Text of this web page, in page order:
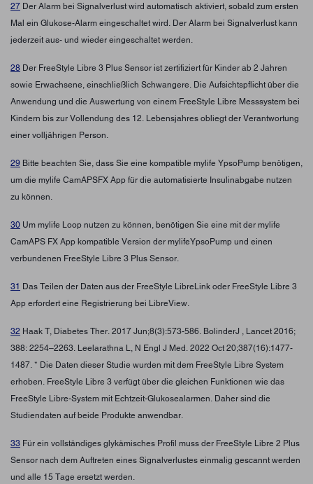
27 Der Alarm bei Signalverlust wird automatisch aktiviert, sobald zum ersten
Mal ein Glukose-Alarm eingeschaltet wird. Der Alarm bei Signalverlust kann
jederzeit aus- und wieder eingeschaltet werden.
28 Der FreeStyle Libre 3 Plus Sensor ist zertifiziert für Kinder ab 2 Jahren
sowie Erwachsene, einschließlich Schwangere. Die Aufsichtspflicht über die
Anwendung und die Auswertung von einem FreeStyle Libre Messsystem bei
Kindern bis zur Vollendung des 12. Lebensjahres obliegt der Verantwortung
einer volljährigen Person.
29 Bitte beachten Sie, dass Sie eine kompatible mylife YpsoPump benötigen,
um die mylife CamAPSFX App für die automatisierte Insulinabgabe nutzen
zu können.
30 Um mylife Loop nutzen zu können, benötigen Sie eine mit der mylife
CamAPS FX App kompatible Version der mylifeYpsoPump und einen
verbundenen FreeStyle Libre 3 Plus Sensor.
31 Das Teilen der Daten aus der FreeStyle LibreLink oder FreeStyle Libre 3
App erfordert eine Registrierung bei LibreView.
32 Haak T, Diabetes Ther. 2017 Jun;8(3):573-586. BolinderJ , Lancet 2016;
388: 2254–2263. Leelarathna L, N Engl J Med. 2022 Oct 20;387(16):1477-
1487. * Die Daten dieser Studie wurden mit dem FreeStyle Libre System
erhoben. FreeStyle Libre 3 verfügt über die gleichen Funktionen wie das
FreeStyle Libre-System mit Echtzeit-Glukosealarmen. Daher sind die
Studiendaten auf beide Produkte anwendbar.
33 Für ein vollständiges glykämisches Profil muss der FreeStyle Libre 2 Plus
Sensor nach dem Auftreten eines Signalverlustes einmalig gescannt werden
und alle 15 Tage ersetzt werden.